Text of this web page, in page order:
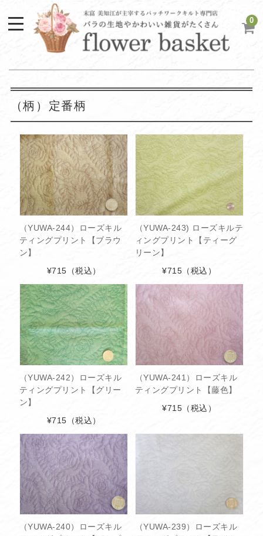
0
（柄）定番柄
（YUWA-244）ローズキル
ティングプリント【ブラウ
ン】
¥715 （税込）
（YUWA-243) ローズキルテ
ィングプリント【ティーグ
リーン】
¥715 （税込）
（YUWA-242）ローズキル
ティングプリント【グリー
ン】
¥715 （税込）
（YUWA-241）ローズキル
ティングプリント【藤色】
¥715 （税込）
（YUWA-240）ローズキル
（YUWA-239）ローズキル